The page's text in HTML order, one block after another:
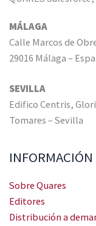
MÁLAGA
Calle Marcos de
29016 Málaga –
SEVILLA
Edifico Centris,
Tomares – Sevilla
INFORMACIÓN
Sobre Quares
Editores
Distribución a